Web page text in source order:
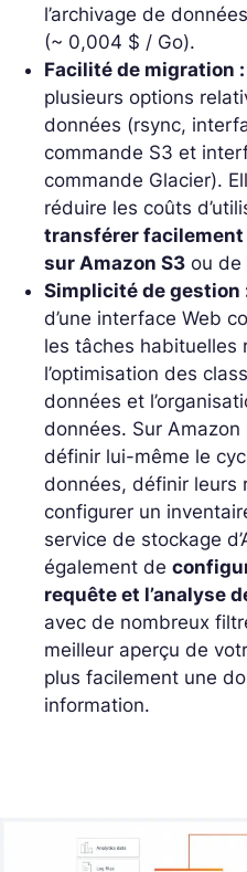
l’archivage de
(~ 0,004 $ / Go).
Facilité de migration :
plusieurs options
données (rsync,
commande S3 et
commande Glacier).
réduire les coûts
transférer
sur Amazon S3 ou de
Simplicité de gestion
d’une interface Web
les tâches habituelles
l’optimisation des
données et
données. Sur Amazon
définir lui-même le
données, définir leurs
configurer un
service de stockage
également de
requête et l’analyse
avec de nombreux
meilleur aperçu de
plus facilement une
information.